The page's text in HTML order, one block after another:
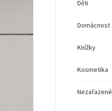
Děti
Domácnost
Knížky
Kosmetika
Nezařazené